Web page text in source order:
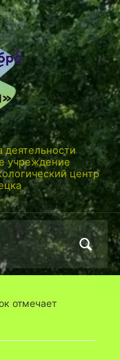
учреждение
центр
отмечает